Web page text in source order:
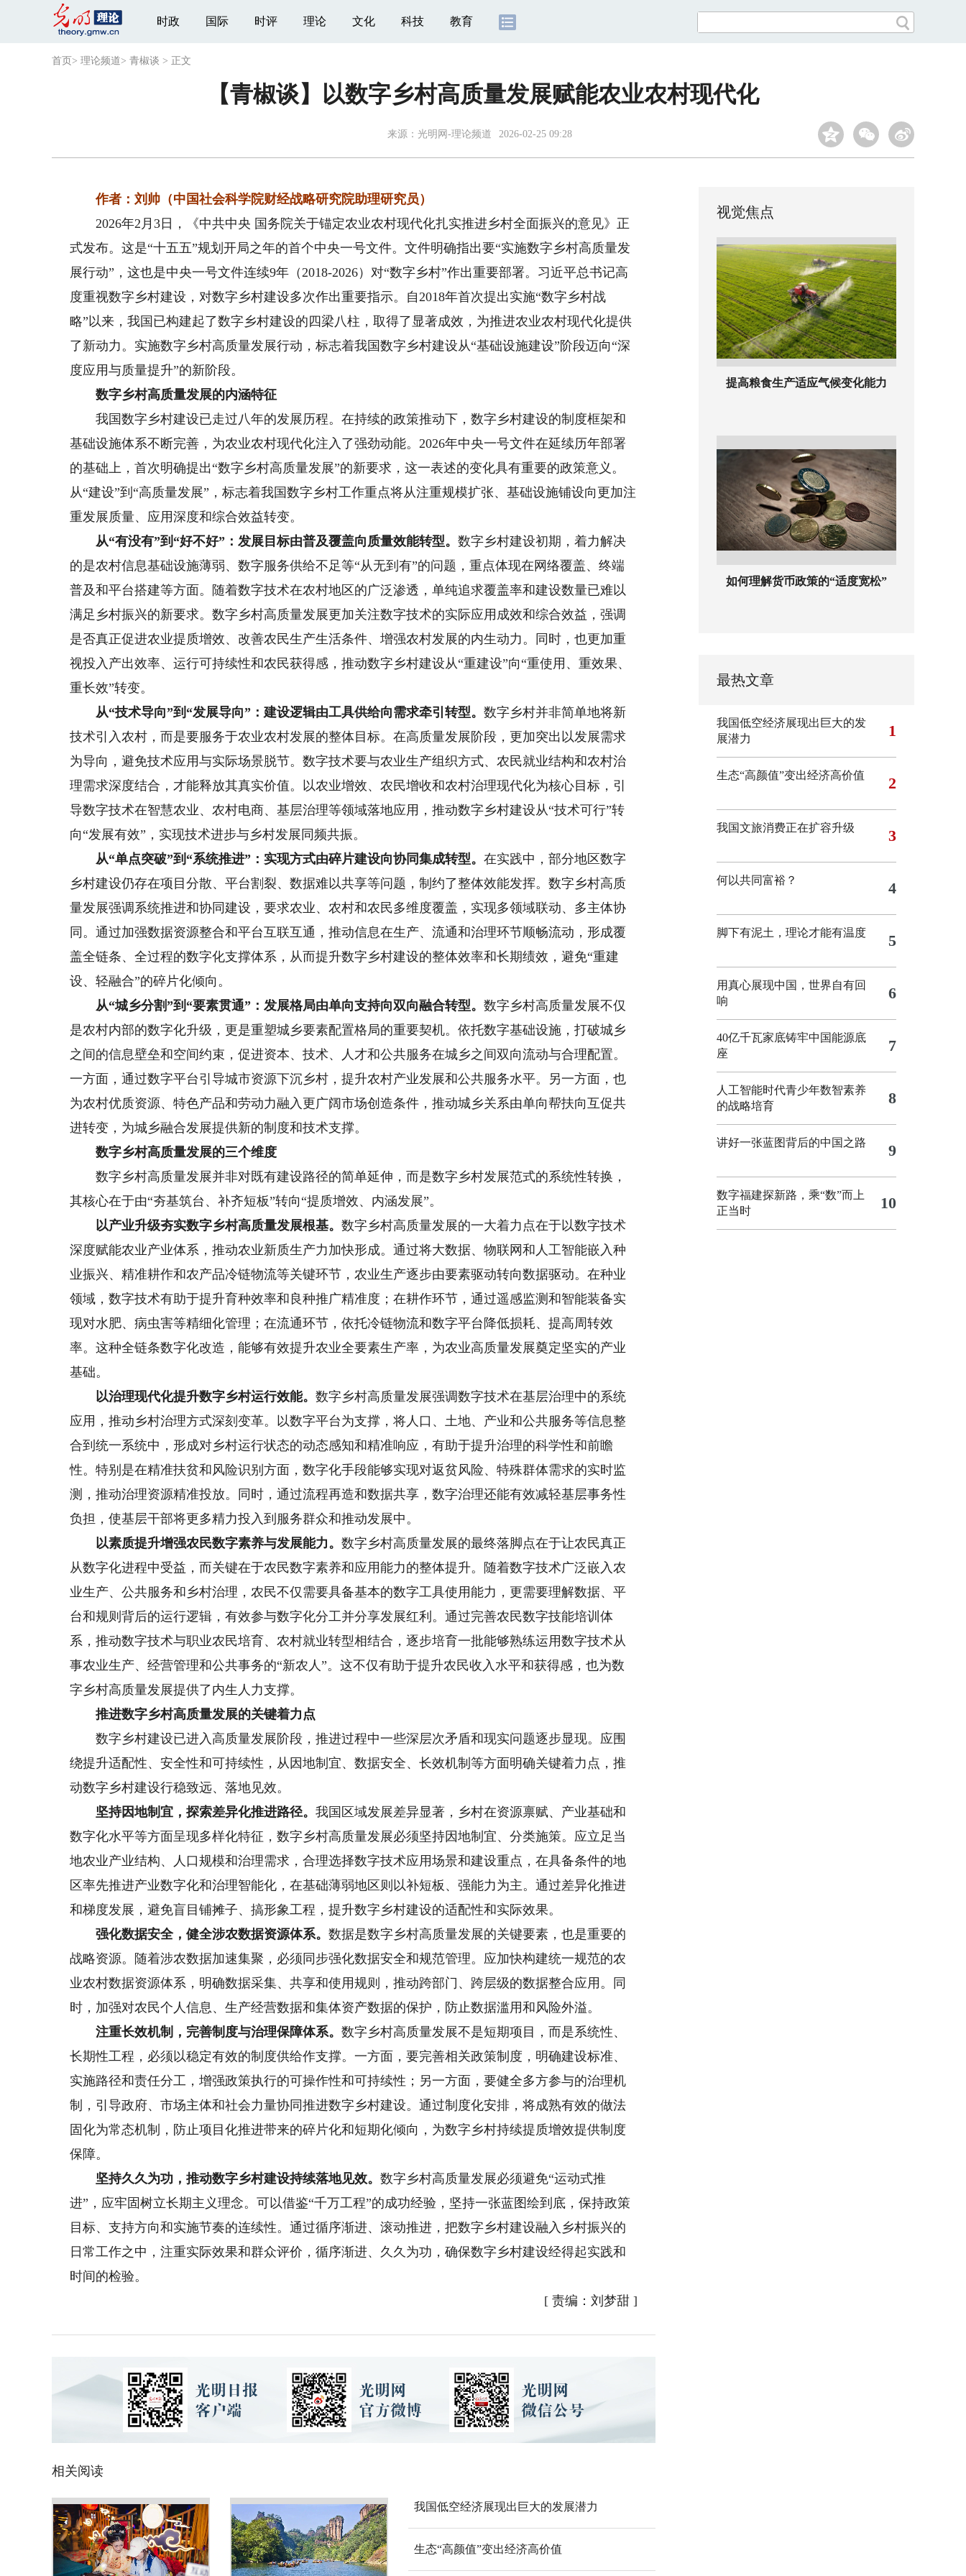
时政 国际 时评 理论 文化 科技 教育
首页 > 理论频道> 青椒谈 > 正文
【青椒谈】以数字乡村高质量发展赋能农业农村现代化
来源： 光明网-理论频道 2026-02-25 09:28
作者：刘帅（中国社会科学院财经战略研究院助理研究员）
2026年2月3日，《中共中央 国务院关于锚定农业农村现代化扎实推进乡村全面振兴的意见》正
式发布。这是“十五五”规划开局之年的首个中央一号文件。文件明确指出要“实施数字乡村高质量发
展行动”，这也是中央一号文件连续9年（2018-2026）对“数字乡村”作出重要部署。习近平总书记高
度重视数字乡村建设，对数字乡村建设多次作出重要指示。自2018年首次提出实施“数字乡村战
略”以来，我国已构建起了数字乡村建设的四梁八柱，取得了显著成效，为推进农业农村现代化提供
了新动力。实施数字乡村高质量发展行动，标志着我国数字乡村建设从“基础设施建设”阶段迈向“深
度应用与质量提升”的新阶段。
数字乡村高质量发展的内涵特征
我国数字乡村建设已走过八年的发展历程。在持续的政策推动下，数字乡村建设的制度框架和
基础设施体系不断完善，为农业农村现代化注入了强劲动能。2026年中央一号文件在延续历年部署
的基础上，首次明确提出“数字乡村高质量发展”的新要求，这一表述的变化具有重要的政策意义。
从“建设”到“高质量发展”，标志着我国数字乡村工作重点将从注重规模扩张、基础设施铺设向更加注
重发展质量、应用深度和综合效益转变。
从“有没有”到“好不好”：发展目标由普及覆盖向质量效能转型。数字乡村建设初期，着力解决
的是农村信息基础设施薄弱、数字服务供给不足等“从无到有”的问题，重点体现在网络覆盖、终端
普及和平台搭建等方面。随着数字技术在农村地区的广泛渗透，单纯追求覆盖率和建设数量已难以
满足乡村振兴的新要求。数字乡村高质量发展更加关注数字技术的实际应用成效和综合效益，强调
是否真正促进农业提质增效、改善农民生产生活条件、增强农村发展的内生动力。同时，也更加重
视投入产出效率、运行可持续性和农民获得感，推动数字乡村建设从“重建设”向“重使用、重效果、
重长效”转变。
从“技术导向”到“发展导向”：建设逻辑由工具供给向需求牵引转型。数字乡村并非简单地将新
技术引入农村，而是要服务于农业农村发展的整体目标。在高质量发展阶段，更加突出以发展需求
为导向，避免技术应用与实际场景脱节。数字技术要与农业生产组织方式、农民就业结构和农村治
理需求深度结合，才能释放其真实价值。以农业增效、农民增收和农村治理现代化为核心目标，引
导数字技术在智慧农业、农村电商、基层治理等领域落地应用，推动数字乡村建设从“技术可行”转
向“发展有效”，实现技术进步与乡村发展同频共振。
从“单点突破”到“系统推进”：实现方式由碎片建设向协同集成转型。在实践中，部分地区数字
乡村建设仍存在项目分散、平台割裂、数据难以共享等问题，制约了整体效能发挥。数字乡村高质
量发展强调系统推进和协同建设，要求农业、农村和农民多维度覆盖，实现多领域联动、多主体协
同。通过加强数据资源整合和平台互联互通，推动信息在生产、流通和治理环节顺畅流动，形成覆
盖全链条、全过程的数字化支撑体系，从而提升数字乡村建设的整体效率和长期绩效，避免“重建
设、轻融合”的碎片化倾向。
从“城乡分割”到“要素贯通”：发展格局由单向支持向双向融合转型。数字乡村高质量发展不仅
是农村内部的数字化升级，更是重塑城乡要素配置格局的重要契机。依托数字基础设施，打破城乡
之间的信息壁垒和空间约束，促进资本、技术、人才和公共服务在城乡之间双向流动与合理配置。
一方面，通过数字平台引导城市资源下沉乡村，提升农村产业发展和公共服务水平。另一方面，也
为农村优质资源、特色产品和劳动力融入更广阔市场创造条件，推动城乡关系由单向帮扶向互促共
进转变，为城乡融合发展提供新的制度和技术支撑。
数字乡村高质量发展的三个维度
数字乡村高质量发展并非对既有建设路径的简单延伸，而是数字乡村发展范式的系统性转换，
其核心在于由“夯基筑台、补齐短板”转向“提质增效、内涵发展”。
以产业升级夯实数字乡村高质量发展根基。数字乡村高质量发展的一大着力点在于以数字技术
深度赋能农业产业体系，推动农业新质生产力加快形成。通过将大数据、物联网和人工智能嵌入种
业振兴、精准耕作和农产品冷链物流等关键环节，农业生产逐步由要素驱动转向数据驱动。在种业
领域，数字技术有助于提升育种效率和良种推广精准度；在耕作环节，通过遥感监测和智能装备实
现对水肥、病虫害等精细化管理；在流通环节，依托冷链物流和数字平台降低损耗、提高周转效
率。这种全链条数字化改造，能够有效提升农业全要素生产率，为农业高质量发展奠定坚实的产业
基础。
以治理现代化提升数字乡村运行效能。数字乡村高质量发展强调数字技术在基层治理中的系统
应用，推动乡村治理方式深刻变革。以数字平台为支撑，将人口、土地、产业和公共服务等信息整
合到统一系统中，形成对乡村运行状态的动态感知和精准响应，有助于提升治理的科学性和前瞻
性。特别是在精准扶贫和风险识别方面，数字化手段能够实现对返贫风险、特殊群体需求的实时监
测，推动治理资源精准投放。同时，通过流程再造和数据共享，数字治理还能有效减轻基层事务性
负担，使基层干部将更多精力投入到服务群众和推动发展中。
以素质提升增强农民数字素养与发展能力。数字乡村高质量发展的最终落脚点在于让农民真正
从数字化进程中受益，而关键在于农民数字素养和应用能力的整体提升。随着数字技术广泛嵌入农
业生产、公共服务和乡村治理，农民不仅需要具备基本的数字工具使用能力，更需要理解数据、平
台和规则背后的运行逻辑，有效参与数字化分工并分享发展红利。通过完善农民数字技能培训体
系，推动数字技术与职业农民培育、农村就业转型相结合，逐步培育一批能够熟练运用数字技术从
事农业生产、经营管理和公共事务的“新农人”。这不仅有助于提升农民收入水平和获得感，也为数
字乡村高质量发展提供了内生人力支撑。
推进数字乡村高质量发展的关键着力点
数字乡村建设已进入高质量发展阶段，推进过程中一些深层次矛盾和现实问题逐步显现。应围
绕提升适配性、安全性和可持续性，从因地制宜、数据安全、长效机制等方面明确关键着力点，推
动数字乡村建设行稳致远、落地见效。
坚持因地制宜，探索差异化推进路径。我国区域发展差异显著，乡村在资源禀赋、产业基础和
数字化水平等方面呈现多样化特征，数字乡村高质量发展必须坚持因地制宜、分类施策。应立足当
地农业产业结构、人口规模和治理需求，合理选择数字技术应用场景和建设重点，在具备条件的地
区率先推进产业数字化和治理智能化，在基础薄弱地区则以补短板、强能力为主。通过差异化推进
和梯度发展，避免盲目铺摊子、搞形象工程，提升数字乡村建设的适配性和实际效果。
强化数据安全，健全涉农数据资源体系。数据是数字乡村高质量发展的关键要素，也是重要的
战略资源。随着涉农数据加速集聚，必须同步强化数据安全和规范管理。应加快构建统一规范的农
业农村数据资源体系，明确数据采集、共享和使用规则，推动跨部门、跨层级的数据整合应用。同
时，加强对农民个人信息、生产经营数据和集体资产数据的保护，防止数据滥用和风险外溢。
注重长效机制，完善制度与治理保障体系。数字乡村高质量发展不是短期项目，而是系统性、
长期性工程，必须以稳定有效的制度供给作支撑。一方面，要完善相关政策制度，明确建设标准、
实施路径和责任分工，增强政策执行的可操作性和可持续性；另一方面，要健全多方参与的治理机
制，引导政府、市场主体和社会力量协同推进数字乡村建设。通过制度化安排，将成熟有效的做法
固化为常态机制，防止项目化推进带来的碎片化和短期化倾向，为数字乡村持续提质增效提供制度
保障。
坚持久久为功，推动数字乡村建设持续落地见效。数字乡村高质量发展必须避免“运动式推
进”，应牢固树立长期主义理念。可以借鉴“千万工程”的成功经验，坚持一张蓝图绘到底，保持政策
目标、支持方向和实施节奏的连续性。通过循序渐进、滚动推进，把数字乡村建设融入乡村振兴的
日常工作之中，注重实际效果和群众评价，循序渐进、久久为功，确保数字乡村建设经得起实践和
时间的检验。
[ 责编：刘梦甜 ]
相关阅读
我国低空经济展现出巨大的发展潜力
生态“高颜值”变出经济高价值
视觉焦点
提高粮食生产适应气候变化能力
如何理解货币政策的“适度宽松”
最热文章
我国低空经济展现出巨大的发
展潜力
1
生态“高颜值”变出经济高价值 2
我国文旅消费正在扩容升级 3
何以共同富裕？ 4
脚下有泥土，理论才能有温度 5
用真心展现中国，世界自有回
响
6
40亿千瓦家底铸牢中国能源底
座
7
人工智能时代青少年数智素养
的战略培育
8
讲好一张蓝图背后的中国之路 9
数字福建探新路，乘“数”而上
正当时
10